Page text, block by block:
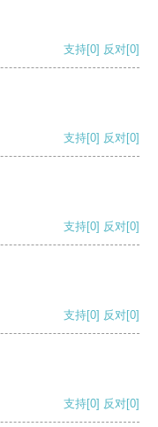
支持[0] 反对[0]
支持[0] 反对[0]
支持[0] 反对[0]
支持[0] 反对[0]
支持[0] 反对[0]